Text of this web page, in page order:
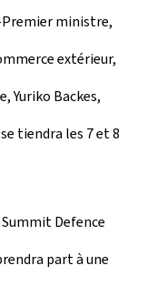
Premier ministre,
extérieur,
Yuriko Backes,
tiendra les 7 et 8
Summit Defence
part à une